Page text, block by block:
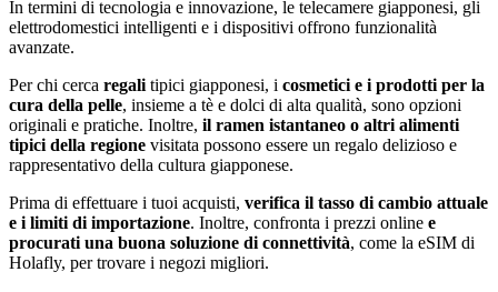
In termini di tecnologia e innovazione, le telecamere giapponesi, gli
elettrodomestici intelligenti e i dispositivi offrono funzionalità
avanzate.
Per chi cerca regali tipici giapponesi, i cosmetici e i prodotti per la
cura della pelle, insieme a tè e dolci di alta qualità, sono opzioni
originali e pratiche. Inoltre, il ramen istantaneo o altri alimenti
tipici della regione visitata possono essere un regalo delizioso e
rappresentativo della cultura giapponese.
Prima di effettuare i tuoi acquisti, verifica il tasso di cambio attuale
e i limiti di importazione. Inoltre, confronta i prezzi online e
procurati una buona soluzione di connettività, come la eSIM di
Holafly, per trovare i negozi migliori.